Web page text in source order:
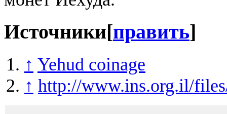
Источники[править]
↑ Yehud coinage
↑ http://www.ins.org.il/